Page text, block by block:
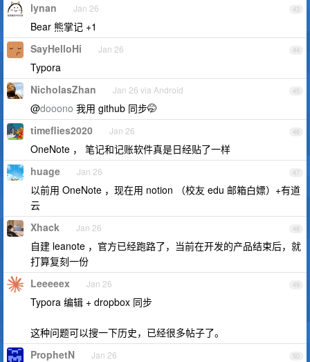
43
lynan Jan 26
Bear 熊掌记 +1
44
SayHelloHi Jan 26
Typora
45
NicholasZhan Jan 26 via Android
@dooono 我用 github 同步🤭
46
timeflies2020 Jan 26
OneNote ， 笔记和记账软件真是日经贴了一样
47
huage Jan 26
以前用 OneNote ，现在用 notion （校友 edu 邮箱白嫖）+有道
云
48
Xhack Jan 26
自建 leanote ，官方已经跑路了，当前在开发的产品结束后，就
打算复刻一份
49
Leeeeex Jan 26
Typora 编辑 + dropbox 同步
这种问题可以搜一下历史，已经很多帖子了。
50
ProphetN Jan 26